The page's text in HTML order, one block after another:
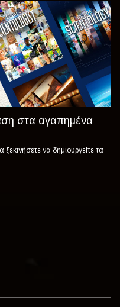
ΕΞΕΡΕΥΝΗΣΤΕ
ΤΗ ΣΕΙΡΑ
στα αγαπημένα
να δημιουργείτε τα